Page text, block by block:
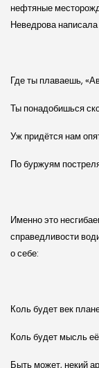
нефтяные
Неведрова
Где ты плаваешь,
Ты понадобишься
Уж придётся нам
По буржуям
Именно это
справедливости
о себе:
Коль будет век
Коль будет мысль
Быть может, некий